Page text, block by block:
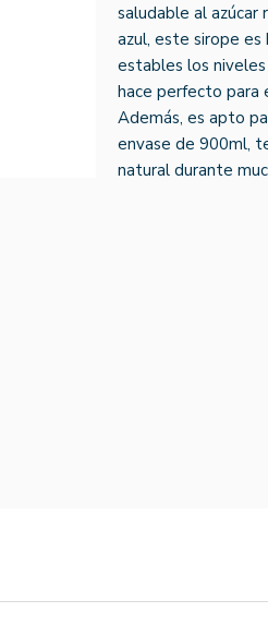
saludable al
azul, este sirope es
estables los niveles
hace perfecto para
Además, es apto
envase de 900ml,
natural durante